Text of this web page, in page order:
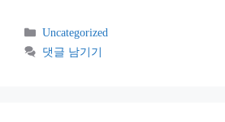
카
테
Uncategorized
댓글 남기기